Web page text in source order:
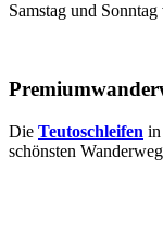
Samstag und
Die Teutoschleifen in
schönsten